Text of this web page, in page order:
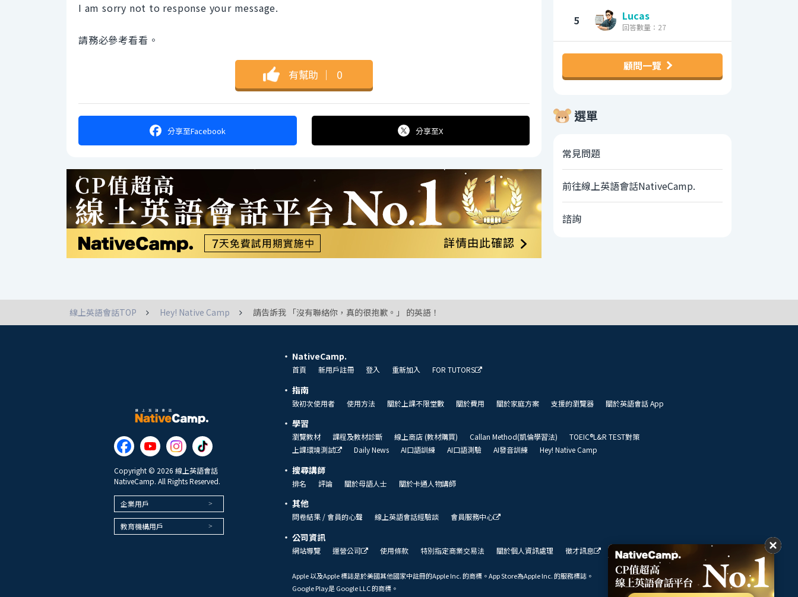
I am sorry not to response your message.
請務必參考看看。
有幫助 ｜ 0
分享至Facebook 分享至X
5 Lucas
回答數量：27
顧問一覽
選單
常見問題
前往線上英語會話NativeCamp.
諮詢
線上英語會話TOP Hey! Native Camp 請告訴我 「沒有聯絡你，真的很抱歉。」 的英語！
Copyright © 2026 線上英語會話
NativeCamp. All Rights Reserved.
企業用戶
教育機構用戶
NativeCamp.
首頁 新用戶註冊 登入 重新加入 FOR TUTORS
指南
致初次使用者 使用方法 關於上課不限堂數 關於費用 關於家庭方案 支援的瀏覽器 關於英語會話 App
學習
瀏覽教材 課程及教材診斷 線上商店 (教材購買) Callan Method(凱倫學習法)
TOEIC®L&R TEST對策
上課環境測試
Daily News AI口語訓練 AI口語測驗 AI發音訓練 Hey! Native Camp
搜尋講師
排名 評論 關於母語人士 關於卡通人物講師
其他
問卷結果 / 會員的心聲 線上英語會話經驗談 會員服務中心
公司資訊
網站導覽 運營公司 使用條款 特別指定商業交易法 關於個人資訊處理 徵才訊息 我們的展望
Apple 以及Apple 標誌是於美國其他國家中註冊的Apple Inc. 的商標。App Store為Apple Inc. 的服務標誌。
Google Play是 Google LLC 的商標。